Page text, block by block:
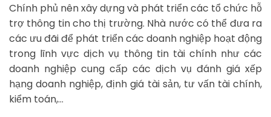
Chính phủ nên xây dựng và phát triển các tổ chức hỗ
trợ thông tin cho thị trường. Nhà nước có thể đưa ra
các ưu đãi để phát triển các doanh nghiệp hoạt động
trong lĩnh vực dịch vụ thông tin tài chính như các
doanh nghiệp cung cấp các dịch vụ đánh giá xếp
hạng doanh nghiệp, định giá tài sản, tư vấn tài chính,
kiểm toán,…